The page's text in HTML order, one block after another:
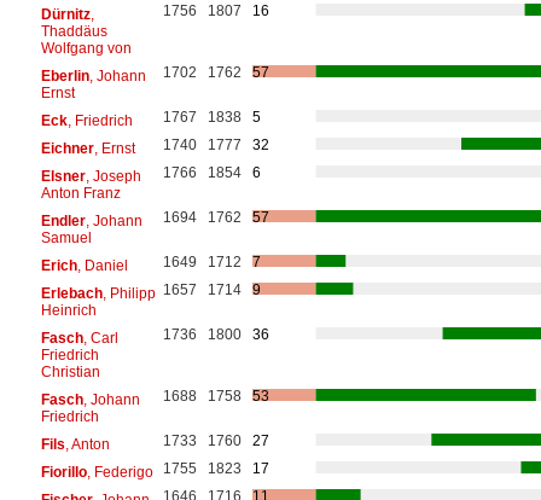
Dürnitz,
Thaddäus
Wolfgang von
1756 1807 16
Eberlin, Johann
Ernst
1702 1762 57
Eck, Friedrich 1767 1838
5
Eichner, Ernst 1740 1777
32
Elsner, Joseph
Anton Franz
1766 1854 6
Endler, Johann
Samuel
1694 1762 57
Erich, Daniel 1649 1712
7
Erlebach, Philipp
Heinrich
1657 1714 9
Fasch, Carl
Friedrich
Christian
1736 1800 36
Fasch, Johann
Friedrich
1688 1758 53
Fils , Anton 1733 1760
27
Fiorillo, Federigo 1755 1823
17
1646 1716
11